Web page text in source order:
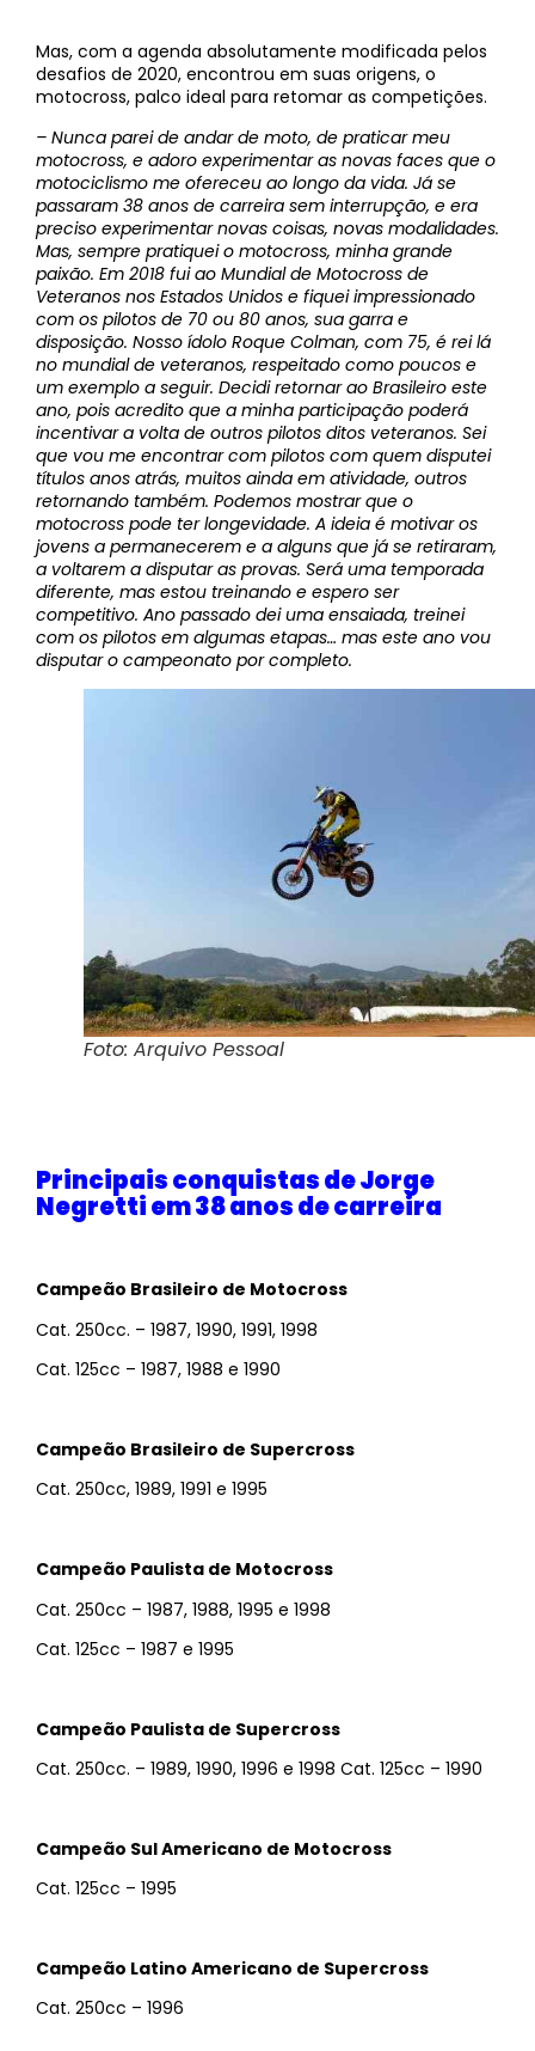
Mas, com a agenda absolutamente modificada pelos
desafios de 2020, encontrou em suas origens, o
motocross, palco ideal para retomar as competições.
– Nunca parei de andar de moto, de praticar meu
motocross, e adoro experimentar as novas faces que o
motociclismo me ofereceu ao longo da vida. Já se
passaram 38 anos de carreira sem interrupção, e era
preciso experimentar novas coisas, novas modalidades.
Mas, sempre pratiquei o motocross, minha grande
paixão. Em 2018 fui ao Mundial de Motocross de
Veteranos nos Estados Unidos e fiquei impressionado
com os pilotos de 70 ou 80 anos, sua garra e
disposição. Nosso ídolo Roque Colman, com 75, é rei lá
no mundial de veteranos, respeitado como poucos e
um exemplo a seguir. Decidi retornar ao Brasileiro este
ano, pois acredito que a minha participação poderá
incentivar a volta de outros pilotos ditos veteranos. Sei
que vou me encontrar com pilotos com quem disputei
títulos anos atrás, muitos ainda em atividade, outros
retornando também. Podemos mostrar que o
motocross pode ter longevidade. A ideia é motivar os
jovens a permanecerem e a alguns que já se retiraram,
a voltarem a disputar as provas. Será uma temporada
diferente, mas estou treinando e espero ser
competitivo. Ano passado dei uma ensaiada, treinei
com os pilotos em algumas etapas… mas este ano vou
disputar o campeonato por completo.
Foto: Arquivo Pessoal
Principais conquistas de Jorge
Negretti em 38 anos de carreira
Campeão Brasileiro de Motocross
Cat. 250cc. – 1987, 1990, 1991, 1998
Cat. 125cc – 1987, 1988 e 1990
Campeão Brasileiro de Supercross
Cat. 250cc, 1989, 1991 e 1995
Campeão Paulista de Motocross
Cat. 250cc – 1987, 1988, 1995 e 1998
Cat. 125cc – 1987 e 1995
Campeão Paulista de Supercross
Cat. 250cc. – 1989, 1990, 1996 e 1998 Cat. 125cc – 1990
Campeão Sul Americano de Motocross
Cat. 125cc – 1995
Campeão Latino Americano de Supercross
Cat. 250cc – 1996